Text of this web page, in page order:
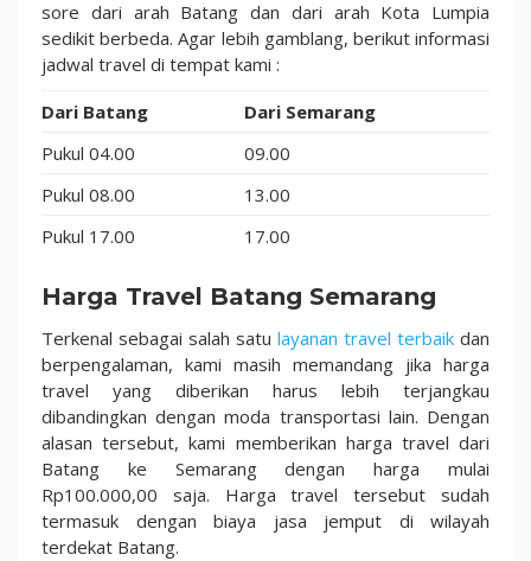
sore dari arah Batang dan dari arah Kota Lumpia
sedikit berbeda. Agar lebih gamblang, berikut informasi
jadwal travel di tempat kami :
Dari Batang
Dari Semarang
Pukul 04.00
09.00
Pukul 08.00
13.00
Pukul 17.00
17.00
Harga Travel Batang Semarang
Terkenal sebagai salah satu layanan travel terbaik dan
berpengalaman, kami masih memandang jika harga
travel yang diberikan harus lebih terjangkau
dibandingkan dengan moda transportasi lain. Dengan
alasan tersebut, kami memberikan harga travel dari
Batang ke Semarang dengan harga mulai
Rp100.000,00 saja. Harga travel tersebut sudah
termasuk dengan biaya jasa jemput di wilayah
terdekat Batang.